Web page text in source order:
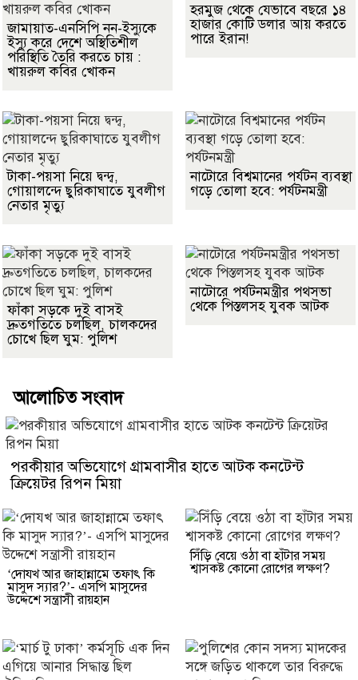
জামায়াত-এনসিপি নন-ইস্যুকে
ইস্যু করে দেশে অস্থিতিশীল
পরিস্থিতি তৈরি করতে চায় :
খায়রুল কবির খোকন
হরমুজ থেকে যেভাবে বছরে ১৪
হাজার কোটি ডলার আয় করতে
পারে ইরান!
টাকা-পয়সা নিয়ে দ্বন্দ্ব,
গোয়ালন্দে ছুরিকাঘাতে যুবলীগ
নেতার মৃত্যু
নাটোরে বিশ্বমানের পর্যটন ব্যবস্থা
গড়ে তোলা হবে: পর্যটনমন্ত্রী
ফাঁকা সড়কে দুই বাসই
দ্রুতগতিতে চলছিল, চালকদের
চোখে ছিল ঘুম: পুলিশ
নাটোরে পর্যটনমন্ত্রীর পথসভা
থেকে পিস্তলসহ যুবক আটক
আলোচিত সংবাদ
পরকীয়ার অভিযোগে গ্রামবাসীর হাতে আটক কনটেন্ট
ক্রিয়েটর রিপন মিয়া
‘দোযখ আর জাহান্নামে তফাৎ কি
মাসুদ স্যার?’- এসপি মাসুদের
উদ্দেশে সন্ত্রাসী রায়হান
সিঁড়ি বেয়ে ওঠা বা হাঁটার সময়
শ্বাসকষ্ট কোনো রোগের লক্ষণ?